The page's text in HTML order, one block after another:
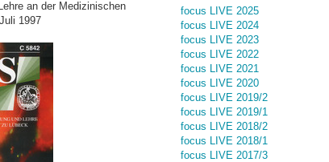
an der Medizinischen
1997
focus LIVE 2025
focus LIVE 2024
focus LIVE 2023
focus LIVE 2022
focus LIVE 2021
focus LIVE 2020
focus LIVE 2019/2
focus LIVE 2019/1
focus LIVE 2018/2
focus LIVE 2018/1
focus LIVE 2017/3